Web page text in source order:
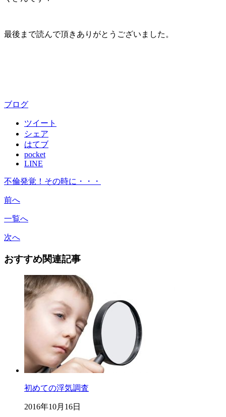
最後まで読んで頂きありがとうございました。
ブログ
ツイート
シェア
はてブ
pocket
LINE
不倫発覚！その時に・・・
前へ
一覧へ
次へ
おすすめ関連記事
初めての浮気調査
2016年10月16日